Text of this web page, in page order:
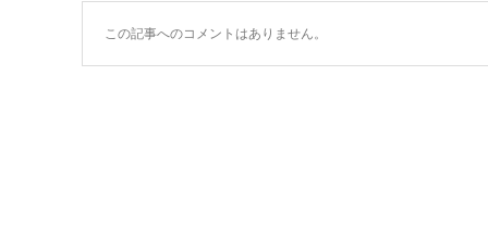
この記事へのコメントはありません。